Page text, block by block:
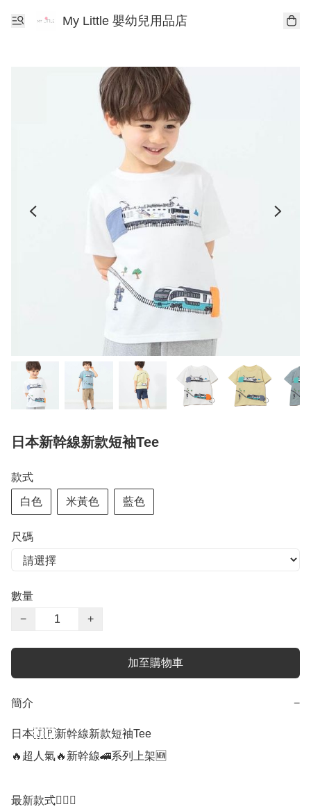
My Little 嬰幼兒用品店
日本新幹線新款短袖Tee
款式
白色 米黃色 藍色
尺碼
數量
−
+
加至購物車
簡介 −
日本🇯🇵新幹線新款短袖Tee
🔥超人氣🔥新幹線🚄系列上架🆕️
最新款式💁🏻‍♀️